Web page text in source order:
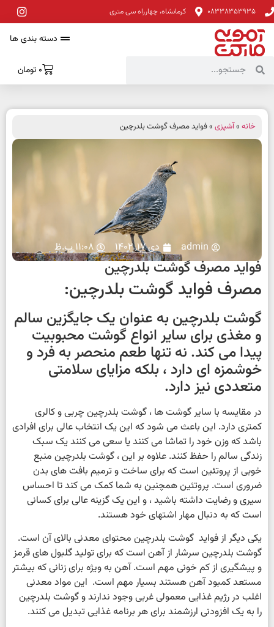
08338353935 کرمانشاه، چهارراه سی متری
دسته بندی ها
0 تومان
خانه »آشپزی » فواید مصرف گوشت بلدرچین
admin دی 17, 1402 11:08 ب.ظ
فواید مصرف گوشت بلدرچین
مصرف فواید گوشت بلدرچین:
گوشت بلدرچین به عنوان یک جایگزین سالم
و مغذی برای سایر انواع گوشت محبوبیت
پیدا می کند. نه تنها طعم منحصر به فرد و
خوشمزه ای دارد ، بلکه مزایای سلامتی
متعددی نیز دارد.
در مقایسه با سایر گوشت ها ، گوشت بلدرچین چربی و کالری
کمتری دارد. این باعث می شود که این یک انتخاب عالی برای افرادی
باشد که وزن خود را تماشا می کنند یا سعی می کنند یک سبک
زندگی سالم را حفظ کنند. علاوه بر این ، گوشت بلدرچین منبع
خوبی از پروتئین است که برای ساخت و ترمیم بافت های بدن
ضروری است. پروتئین همچنین به شما کمک می کند تا احساس
سیری و رضایت داشته باشید ، و این یک گزینه عالی برای کسانی
است که به دنبال مهار اشتهای خود هستند.
یکی دیگر از فواید گوشت بلدرچین محتوای معدنی بالای آن است.
گوشت بلدرچین سرشار از آهن است که برای تولید گلبول های قرمز
و پیشگیری از کم خونی مهم است. آهن به ویژه برای زنانی که بیشتر
مستعد کمبود آهن هستند بسیار مهم است. این مواد معدنی
اغلب در رژیم غذایی معمولی غربی وجود ندارند و گوشت بلدرچین
را به یک افزودنی ارزشمند برای هر برنامه غذایی تبدیل می کنند.